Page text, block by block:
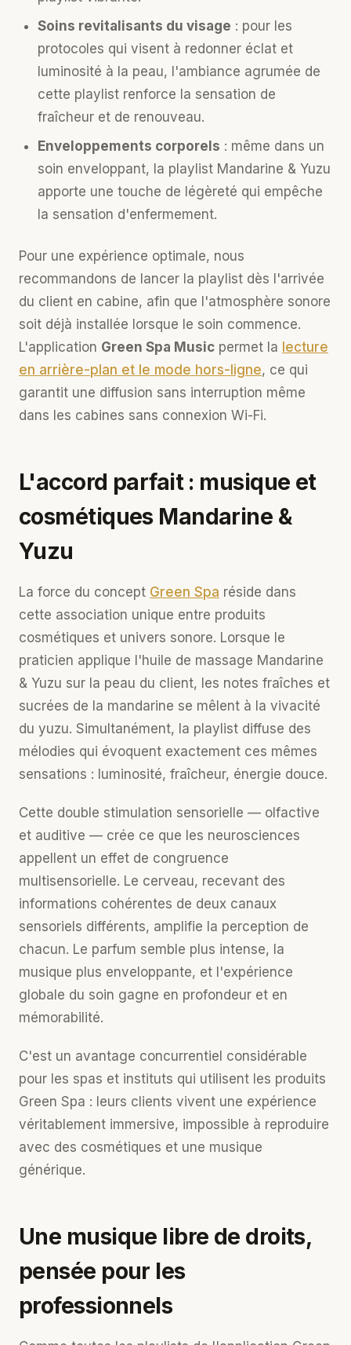
Soins revitalisants du visage : pour les
protocoles qui visent à redonner éclat et
luminosité à la peau, l'ambiance agrumée de
cette playlist renforce la sensation de
fraîcheur et de renouveau.
Enveloppements corporels : même dans un
soin enveloppant, la playlist Mandarine & Yuzu
apporte une touche de légèreté qui empêche
la sensation d'enfermement.
Pour une expérience optimale, nous
recommandons de lancer la playlist dès l'arrivée
du client en cabine, afin que l'atmosphère sonore
soit déjà installée lorsque le soin commence.
L'application Green Spa Music permet la lecture
en arrière-plan et le mode hors-ligne, ce qui
garantit une diffusion sans interruption même
dans les cabines sans connexion Wi-Fi.
L'accord parfait : musique et
cosmétiques Mandarine &
Yuzu
La force du concept Green Spa réside dans
cette association unique entre produits
cosmétiques et univers sonore. Lorsque le
praticien applique l'huile de massage Mandarine
& Yuzu sur la peau du client, les notes fraîches et
sucrées de la mandarine se mêlent à la vivacité
du yuzu. Simultanément, la playlist diffuse des
mélodies qui évoquent exactement ces mêmes
sensations : luminosité, fraîcheur, énergie douce.
Cette double stimulation sensorielle — olfactive
et auditive — crée ce que les neurosciences
appellent un effet de congruence
multisensorielle. Le cerveau, recevant des
informations cohérentes de deux canaux
sensoriels différents, amplifie la perception de
chacun. Le parfum semble plus intense, la
musique plus enveloppante, et l'expérience
globale du soin gagne en profondeur et en
mémorabilité.
C'est un avantage concurrentiel considérable
pour les spas et instituts qui utilisent les produits
Green Spa : leurs clients vivent une expérience
véritablement immersive, impossible à reproduire
avec des cosmétiques et une musique
générique.
Une musique libre de droits,
pensée pour les
professionnels